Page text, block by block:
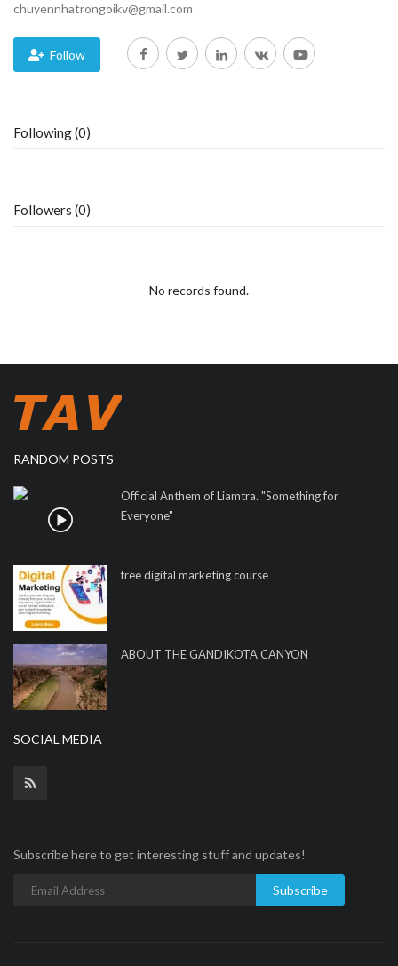
chuyennhatrongoikv@gmail.com
Follow
Following (0)
Followers (0)
No records found.
RANDOM POSTS
Official Anthem of Liamtra. "Something for
Everyone"
free digital marketing course
ABOUT THE GANDIKOTA CANYON
SOCIAL MEDIA
Subscribe here to get interesting stuff and updates!
Subscribe